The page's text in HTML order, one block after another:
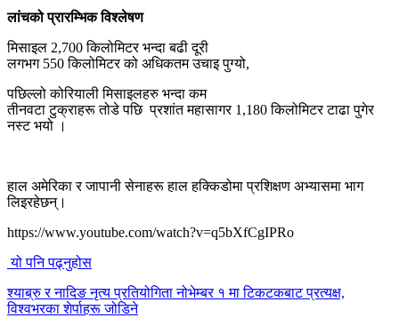
लांचको प्रारम्भिक विश्लेषण
मिसाइल 2,700 किलोमिटर भन्दा बढी दूरी
लगभग 550 किलोमिटर को अधिकतम उचाइ पुग्यो,
पछिल्लो कोरियाली मिसाइलहरु भन्दा कम
तीनवटा टुक्राहरू तोडे पछि प्रशांत महासागर 1,180 किलोमिटर टाढा पुगेर
नस्ट भयो ।
हाल अमेरिका र जापानी सेनाहरू हाल हक्किडोमा प्रशिक्षण अभ्यासमा भाग
लिइरहेछन्।
https://www.youtube.com/watch?v=q5bXfCgIPRo
यो पनि पढ्नुहोस
श्याब्रु र नादिङ नृत्य प्रतियोगिता नोभेम्बर १ मा टिकटकबाट प्रत्यक्ष,
विश्वभरका शेर्पाहरू जोडिने